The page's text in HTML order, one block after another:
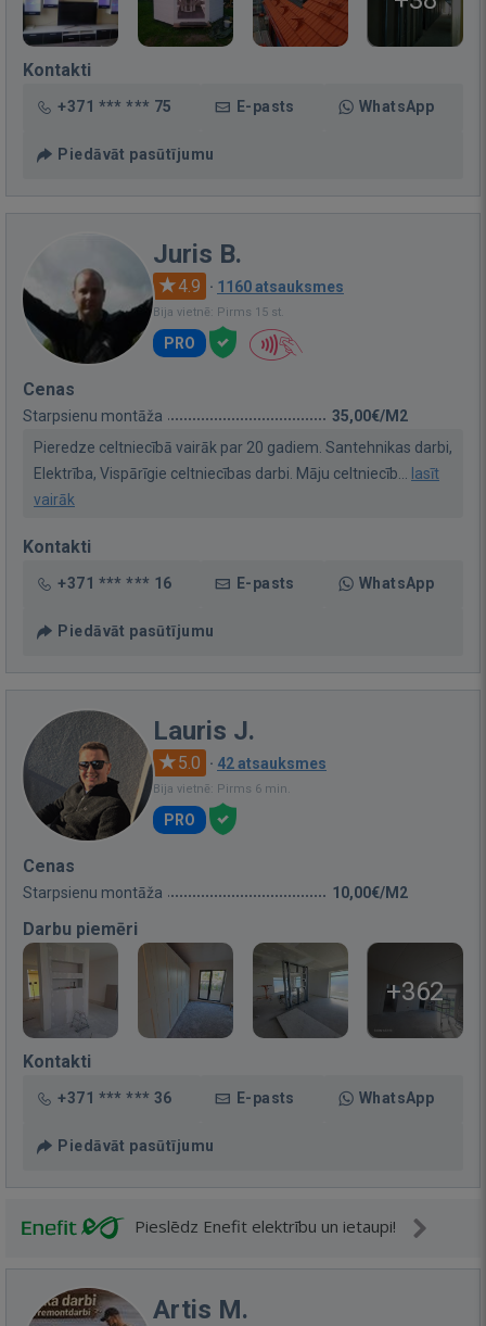
Kontakti
+371 *** *** 75 E-pasts WhatsApp
Piedāvāt pasūtījumu
Juris B.
4.9 · 1160 atsauksmes
Bija vietnē: Pirms 15 st.
PRO
Cenas
Starpsienu montāža
35,00€/M2
Pieredze celtniecībā vairāk par 20 gadiem. Santehnikas darbi,
Elektrība, Vispārīgie celtniecības darbi. Māju celtniecīb...
lasīt
vairāk
Kontakti
+371 *** *** 16 E-pasts WhatsApp
Piedāvāt pasūtījumu
Lauris J.
5.0 · 42 atsauksmes
Bija vietnē: Pirms 6 min.
PRO
Cenas
Starpsienu montāža 10,00€/M2
Darbu piemēri
+362
Kontakti
+371 *** *** 36 E-pasts WhatsApp
Piedāvāt pasūtījumu
Pieslēdz Enefit elektrību un ietaupi!
Artis M.